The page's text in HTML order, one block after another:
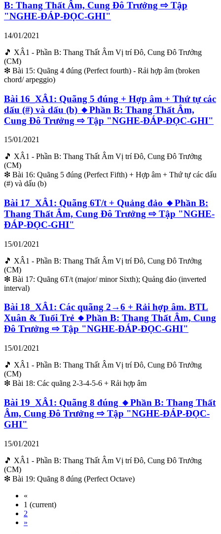
B: Thang Thất Âm, Cung Đô Trưởng ⇨ Tập
"NGHE-ĐÁP-ĐỌC-GHI"
14/01/2021
🎵 XÂ1 - Phần B: Thang Thất Âm Vị trí Đô, Cung Đô Trưởng
(CM)
❇ Bài 15: Quãng 4 đúng (Perfect fourth) - Rải hợp âm (broken
chord/ arpeggio)
Bài 16_XÂ1: Quãng 5 đúng + Hợp âm + Thứ tự các
dấu (#) và dấu (b) 🔸Phần B: Thang Thất Âm,
Cung Đô Trưởng ⇨ Tập "NGHE-ĐÁP-ĐỌC-GHI"
15/01/2021
🎵 XÂ1 - Phần B: Thang Thất Âm Vị trí Đô, Cung Đô Trưởng
(CM)
❇ Bài 16: Quãng 5 đúng (Perfect Fifth) + Hợp âm + Thứ tự các dấu
(#) và dấu (b)
Bài 17_XÂ1: Quãng 6T/t + Quảng đảo 🔸Phần B:
Thang Thất Âm, Cung Đô Trưởng ⇨ Tập "NGHE-
ĐÁP-ĐỌC-GHI"
15/01/2021
🎵 XÂ1 - Phần B: Thang Thất Âm Vị trí Đô, Cung Đô Trưởng
(CM)
❇ Bài 17: Quãng 6T/t (major/ minor Sixth); Quảng đảo (inverted
interval)
Bài 18_XÂ1: Các quãng 2→6 + Rải hợp âm. BTL
Xuân & Tuổi Trẻ 🔸Phần B: Thang Thất Âm, Cung
Đô Trưởng ⇨ Tập "NGHE-ĐÁP-ĐỌC-GHI"
15/01/2021
🎵 XÂ1 - Phần B: Thang Thất Âm Vị trí Đô, Cung Đô Trưởng
(CM)
❇ Bài 18: Các quãng 2-3-4-5-6 + Rải hợp âm
Bài 19_XÂ1: Quãng 8 đúng 🔸Phần B: Thang Thất
Âm, Cung Đô Trưởng ⇨ Tập "NGHE-ĐÁP-ĐỌC-
GHI"
15/01/2021
🎵 XÂ1 - Phần B: Thang Thất Âm Vị trí Đô, Cung Đô Trưởng
(CM)
❇ Bài 19: Quãng 8 đúng (Perfect Octave)
«
1 (current)
2
»